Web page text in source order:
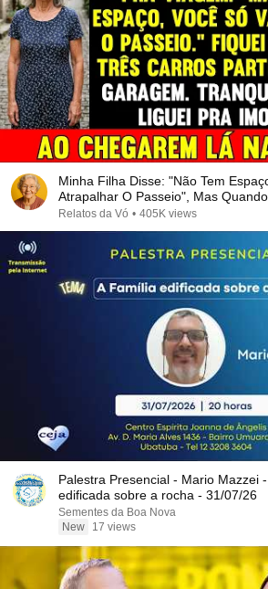
Minha Filha Disse: "Não Tem
Atrapalhar O Passeio", Mas Quando
Relatos da Vó • 405K views
Palestra Presencial - Mario Mazzei
edificada sobre a rocha - 31/07/26
Sementes da Boa Nova
New
17 views